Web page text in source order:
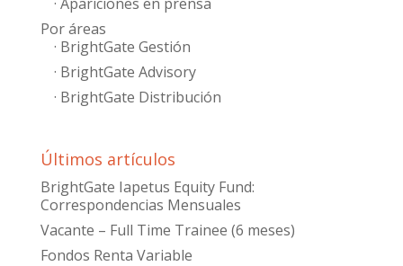
Por áreas
· BrightGate Gestión
· BrightGate Advisory
· BrightGate Distribución
Últimos artículos
BrightGate Iapetus Equity Fund:
Correspondencias Mensuales
Vacante – Full Time Trainee (6 meses)
Fondos Renta Variable